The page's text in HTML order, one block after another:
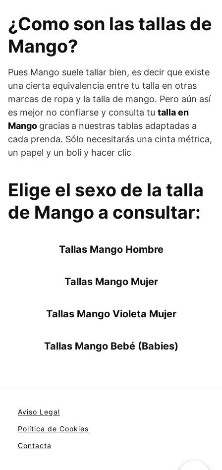
¿Como son las tallas de
Mango?
Pues Mango suele tallar bien, es decir que existe
una cierta equivalencia entre tu talla en otras
marcas de ropa y la talla de mango. Pero aún así
es mejor no confiarse y consulta tu talla en
Mango gracias a nuestras tablas adaptadas a
cada prenda. Sólo necesitarás una cinta métrica,
un papel y un boli y hacer clic
Elige el sexo de la talla
de Mango a consultar:
Tallas Mango Hombre
Tallas Mango Mujer
Tallas Mango Violeta Mujer
Tallas Mango Bebé (Babies)
Aviso Legal
Política de Cookies
Contacta